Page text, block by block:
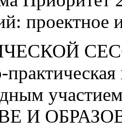
проектное
И